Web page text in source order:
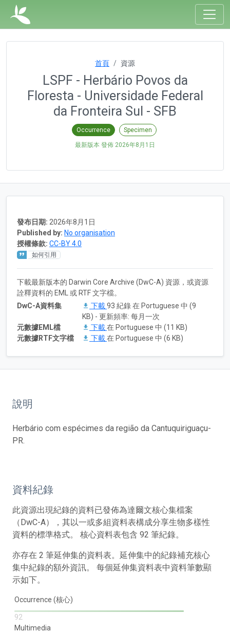
首頁 資源
LSPF - Herbário Povos da
Floresta - Universidade Federal
da Fronteira Sul - SFB
Occurrence Specimen
最新版本 發佈 2026年8月1日
發布日期: 2026年8月1日
Published by: No organisation
授權條款: CC-BY 4.0
如何引用
下載最新版本的 Darwin Core Archive (DwC-A) 資源，或資源
詮釋資料的 EML 或 RTF 文字檔。
DwC-A資料集
下載93 紀錄 在 Portuguese 中 (9
KB) - 更新頻率: 每月一次
元數據EML檔
下載在 Portuguese 中 (11 KB)
元數據RTF文字檔
下載在 Portuguese 中 (6 KB)
說明
Herbário com espécimes da região da Cantuquiriguaçu-
PR.
資料紀錄
此資源出現紀錄的資料已發佈為達爾文核心集檔案
（DwC-A），其以一或多組資料表構成分享生物多樣性
資料的標準格式。 核心資料表包含 92 筆紀錄。
亦存在 2 筆延伸集的資料表。延伸集中的紀錄補充核心
集中紀錄的額外資訊。 每個延伸集資料表中資料筆數顯
示如下。
Occurrence (核心)
92
Multimedia